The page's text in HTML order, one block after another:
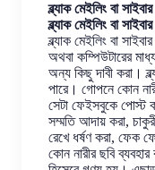
ব্ল্যাক মেইলিং বা
ব্ল্যাক মেইলিং বা
ব্ল্যাক মেইলিং বা
অথবা কম্পিউটারের
অন্য কিছু দাবী করা।
পারে। গোপনে কোন
সেটা ফেইসবুকে পোস্ট
সম্মতি আদায় করা,
রেখে ধর্ষণ করা, ফেক
কোন নারীর ছবি ব্যবহার